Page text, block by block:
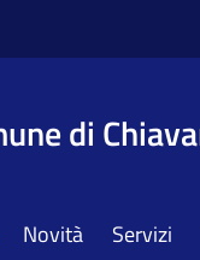
di
Novità Servizi